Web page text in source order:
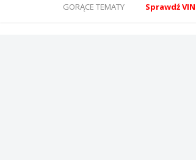
GORĄCE TEMATY Sprawdź